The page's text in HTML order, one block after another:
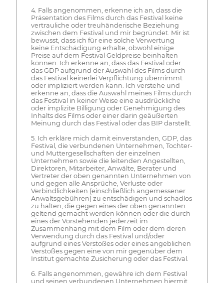
4. Falls angenommen, erkenne ich an, dass die
Präsentation des Films durch das Festival keine
vertrauliche oder treuhänderische Beziehung
zwischen dem Festival und mir begründet. Mir ist
bewusst, dass ich für eine solche Verwertung
keine Entschädigung erhalte, obwohl einige
Preise auf dem Festival Geldpreise beinhalten
können. Ich erkenne an, dass das Festival oder
das GDP aufgrund der Auswahl des Films durch
das Festival keinerlei Verpflichtung übernimmt
oder impliziert werden kann. Ich verstehe und
erkenne an, dass die Auswahl meines Films durch
das Festival in keiner Weise eine ausdrückliche
oder implizite Billigung oder Genehmigung des
Inhalts des Films oder einer darin geäußerten
Meinung durch das Festival oder das BIP darstellt.
5. Ich erkläre mich damit einverstanden, GDP, das
Festival, die verbundenen Unternehmen, Tochter-
und Muttergesellschaften der einzelnen
Unternehmen sowie die leitenden Angestellten,
Direktoren, Mitarbeiter, Anwälte, Berater und
Vertreter der oben genannten Unternehmen von
und gegen alle Ansprüche, Verluste oder
Verbindlichkeiten (einschließlich angemessener
Anwaltsgebühren) zu entschädigen und schadlos
zu halten, die gegen eines der oben genannten
geltend gemacht werden können oder die durch
eines der Vorstehenden jederzeit im
Zusammenhang mit dem Film oder dem deren
Verwendung durch das Festival und/oder
aufgrund eines Verstoßes oder eines angeblichen
Verstoßes gegen eine von mir gegenüber dem
Institut gemachte Zusicherung oder das Festival.
6. Falls angenommen, gewähre ich dem Festival
und seinen verbundenen Unternehmen hiermit